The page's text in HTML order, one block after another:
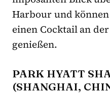
Harbour und
einen Cocktail an
genießen.
PARK HYATT
(SHANGHAI,